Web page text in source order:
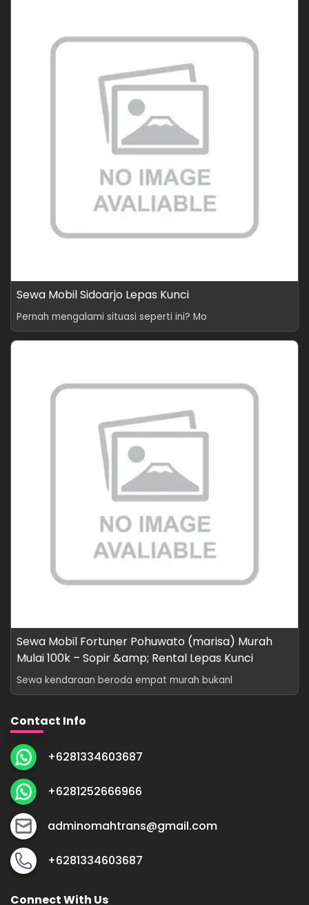
Sewa Mobil Sidoarjo Lepas Kunci
Pernah mengalami situasi seperti ini? Mo
Sewa Mobil Fortuner Pohuwato (marisa) Murah
Mulai 100k – Sopir &amp; Rental Lepas Kunci
Sewa kendaraan beroda empat murah bukanl
Contact Info
+6281334603687
+6281252666966
adminomahtrans@gmail.com
+6281334603687
Connect With Us